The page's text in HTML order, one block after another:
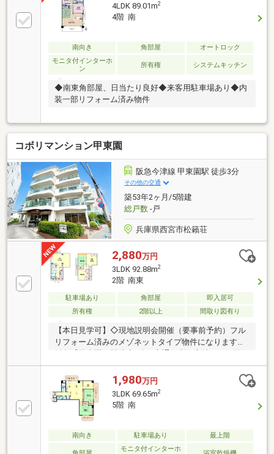
4LDK 89.01m2
4階 南
南向き 角部屋
オートロック
モニタ付インターホ
ン
所有権 システムキッチン
◆南東角部屋、日当たり良好◆来客用駐車場あり◆内
装一部リフォーム済み物件
コボリマンション甲東園
阪急今津線 甲東園駅 徒歩3分
その他の交通
築53年2ヶ月/5階建
総戸数-戸
兵庫県西宮市松籟荘
2,880万円
3LDK 92.88m2
2階 南東
駐車場あり 角部屋
即入居可
所有権
2階以上 間取り図有り
【本日見学可】◇現地説明会開催（要事前予約）フル
リフォーム済みのメゾネットタイプ物件になります。
東園小学校まで約480ｍ、甲陵中学校まで約1040ｍ。
1,980万円
3LDK 69.65m2
5階 南
南向き 駐車場あり 最上階
モニタ付インターホ